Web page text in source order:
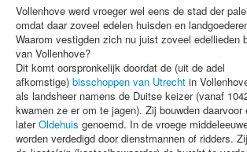
gebeurtenissen
gebouwen
personen
visserij
wonen
werken
Vollenhove werd vroeger wel eens de stad der
omdat daar zoveel edelen huisden en
Waarom vestigden zich nu juist zoveel edellieden
van Vollenhove?
Dit komt oorspronkelijk doordat de (uit de adel
afkomstige) bisschoppen van Utrecht in
als landsheer namens de Duitse keizer (vanaf
kwamen ze er om te jagen). Zij bouwden daarvoor
laterOldehuis genoemd. In de vroege
worden verdedigd door dienstmannen of ridders.